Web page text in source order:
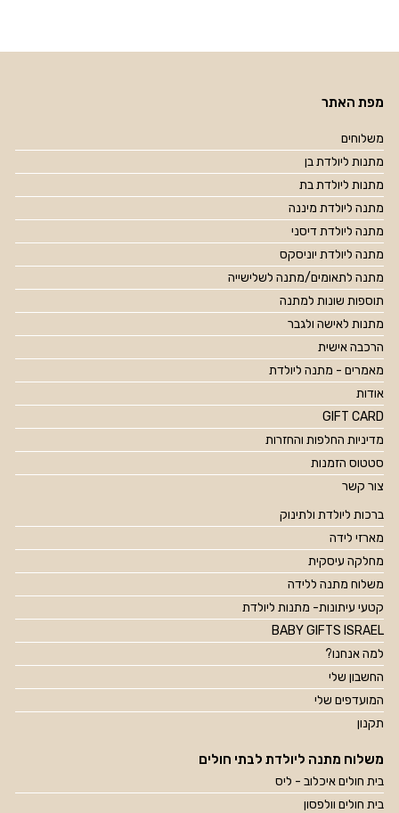
מפת האתר
משלוחים
מתנות ליולדת בן
מתנות ליולדת בת
מתנה ליולדת מיננה
מתנה ליולדת דיסני
מתנה ליולדת יוניסקס
מתנה לתאומים/מתנה לשלישייה
תוספות שונות למתנה
מתנות לאישה ולגבר
הרכבה אישית
מאמרים - מתנה ליולדת
אודות
GIFT CARD
מדיניות החלפות והחזרות
סטטוס הזמנות
צור קשר
ברכות ליולדת ולתינוק
מארזי לידה
מחלקה עיסקית
משלוח מתנה ללידה
קטעי עיתונות- מתנות ליולדת
BABY GIFTS ISRAEL
למה אנחנו?
החשבון שלי
המועדפים שלי
תקנון
משלוח מתנה ליולדת לבתי חולים
בית חולים איכלוב - ליס
בית חולים וולפסון